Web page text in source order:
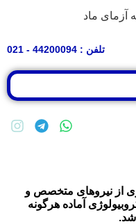
تلفن : 44200094 - 021
از نیروهای متخصص و
آماده هرگونه